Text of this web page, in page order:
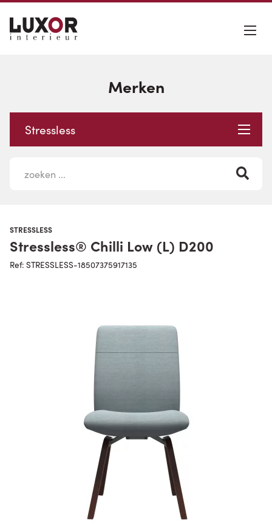
Merken
Stressless
STRESSLESS
Stressless® Chilli Low (L) D200
Ref: STRESSLESS-18507375917135